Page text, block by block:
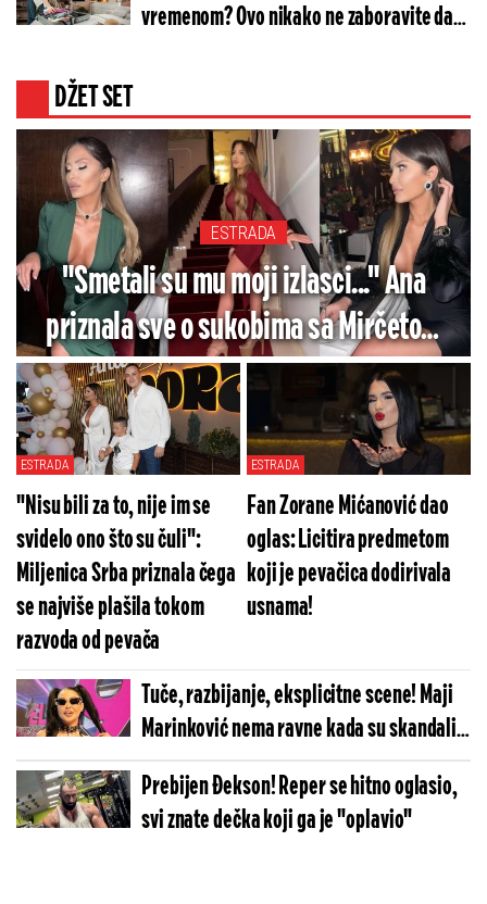
vremenom? Ovo nikako ne zaboravite da
DŽET SET
ESTRADA
"Smetali su mu moji izlasci..." Ana
priznala sve o sukobima sa Mirčetom
zbog noćnog života - Ovo je razlog
razvoda?
ESTRADA
"Nisu bili za to, nije im se
svidelo ono što su čuli":
Miljenica Srba priznala čega
se najviše plašila tokom
razvoda od pevača
ESTRADA
Fan Zorane Mićanović dao
oglas: Licitira predmetom
koji je pevačica dodirivala
usnama!
Tuče, razbijanje, eksplicitne scene! Maji
Marinković nema ravne kada su skandali u
pitanju
Prebijen Đekson! Reper se hitno oglasio,
svi znate dečka koji ga je "oplavio"